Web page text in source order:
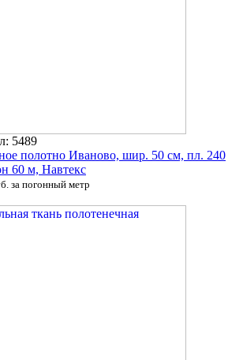
5489
полотно Иваново, шир. 50 см, пл. 240
60 м, Навтекс
за погонный метр